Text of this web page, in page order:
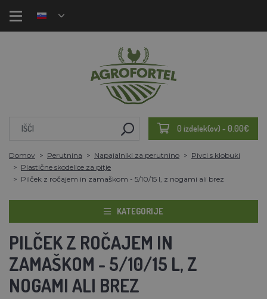
0 izdelek(ov) - 0.00€
Domov Perutnina Napajalniki za perutnino
Pivci s klobuki
Plastične skodelice za pitje
Pilček z ročajem in zamaškom - 5/10/15 l, z nogami ali brez
KATEGORIJE
PILČEK Z ROČAJEM IN
ZAMAŠKOM - 5/10/15 L, Z
NOGAMI ALI BREZ